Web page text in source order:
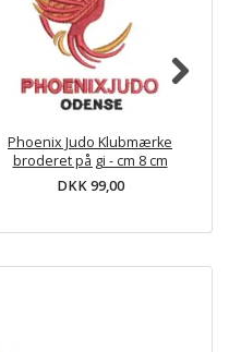
Phoenix Judo Klubmærke
broderet på gi - cm 8 cm
DKK 99,00